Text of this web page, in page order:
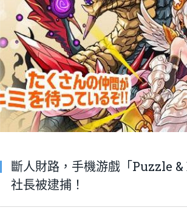
斷人財路，手機游戲「Puzzle
社長被逮捕！